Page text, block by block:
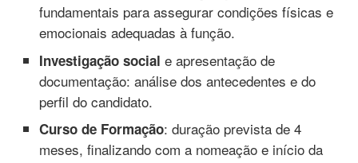
fundamentais para assegurar condições físicas e
emocionais adequadas à função.
Investigação social e apresentação de
documentação: análise dos antecedentes e do
perfil do candidato.
Curso de Formação: duração prevista de 4
meses, finalizando com a nomeação e início da